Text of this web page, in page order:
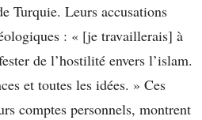
Turquie. Leurs accusations
: « [je travaillerais] à
de l’hostilité envers l’islam.
et toutes les idées. » Ces
comptes personnels, montrent